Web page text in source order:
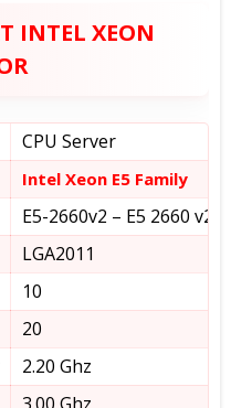
INTEL XEON
CPU Server
Intel Xeon E5 Family
E5-2660v2 – E5 2660 v2
LGA2011
10
20
2.20 Ghz